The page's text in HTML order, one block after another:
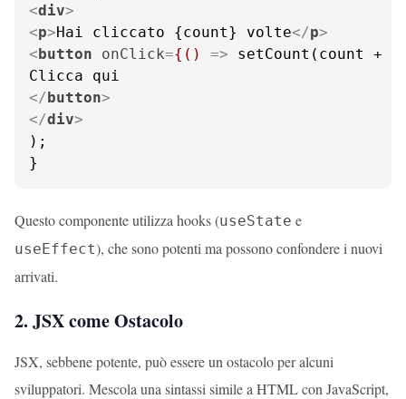
<div>
<p>Hai cliccato {count} volte</p>
<button onClick={() => setCount(count +
</button>
</div>
);
}
Questo componente utilizza hooks (useState e
useEffect), che sono potenti ma possono confondere i nuovi
arrivati.
2. JSX come Ostacolo
JSX, sebbene potente, può essere un ostacolo per alcuni
sviluppatori. Mescola una sintassi simile a HTML con JavaScript,